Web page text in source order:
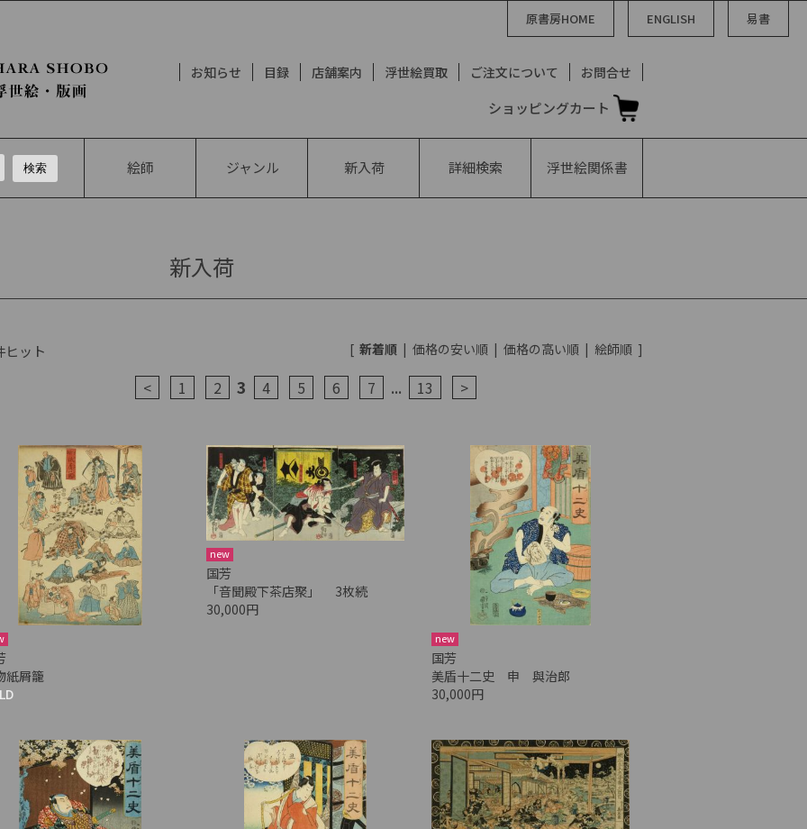
原書房HOME ENGLISH 易書
お知らせ 目録 店舗案内 浮世絵買取 ご注文について お問合せ
ショッピングカート
絵師 ジャンル 新入荷 詳細検索 浮世絵関係書
新入荷
ヒット [ 新着順 | 価格の安い順 | 価格の高い順 | 絵師順 ]
< 1 2 3 4 5 6 7 ... 13 >
紙屑籠
new
国芳
「音聞殿下茶店聚」 3枚続
30,000円
new
国芳
美盾十二史 申 與治郎
30,000円